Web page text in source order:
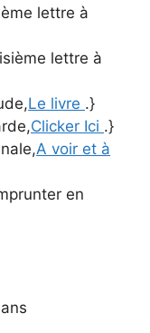
lettre à
lettre à
Le livre .}
Clicker Ici .}
A voir et à
en